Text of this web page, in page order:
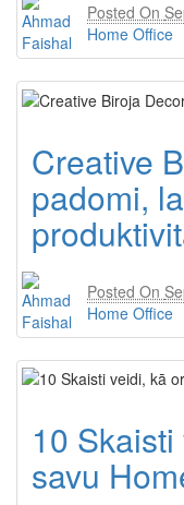
Posted On
Home Office
Creative
padomi,
Posted On
Home Office
10
savu